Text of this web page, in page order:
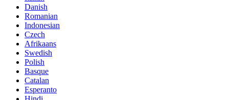
Danish
Romanian
Indonesian
Czech
Afrikaans
Swedish
Polish
Basque
Catalan
Esperanto